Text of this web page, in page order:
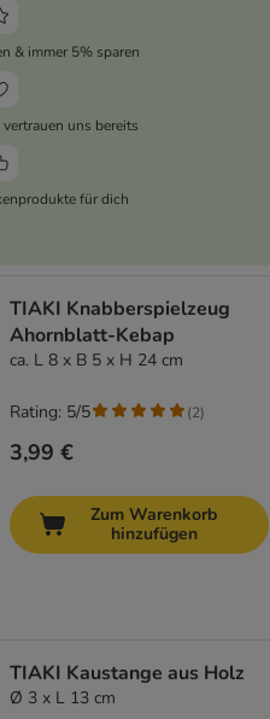
& immer 5% sparen
uns bereits
für dich
TIAKI Knabberspielzeug
Ahornblatt-Kebap
ca. L 8 x B 5 x H 24 cm
3,99 €
Rating: 5/5 (2)
Zum Warenkorb
hinzufügen
TIAKI Kaustange aus Holz
Ø 3 x L 13 cm